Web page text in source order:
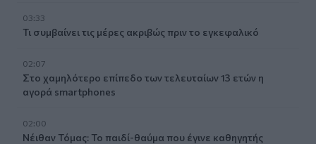
03:33
Τι συμβαίνει τις μέρες ακριβώς πριν το εγκεφαλικό
02:07
Στο χαμηλότερο επίπεδο των τελευταίων 13 ετών η
αγορά smartphones
02:00
Νέιθαν Τόμας: Το παιδί-θαύμα που έγινε καθηγητής